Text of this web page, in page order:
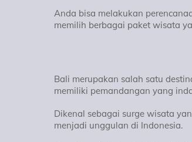
Anda bisa melakukan
memilih berbagai paket wisata
Bali merupakan salah satu
memiliki pemandangan yang
Dikenal sebagai surge wisata
menjadi unggulan di Indonesia.